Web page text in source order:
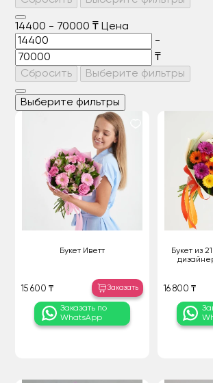
14400 - 70000 ₸ Цена
-
₸
Сбросить
Выберите фильтры
Выберите фильтры
Букет Иветт
15 600 ₸ Заказать
Заказать по
WhatsApp
Букет из
16 800 ₸